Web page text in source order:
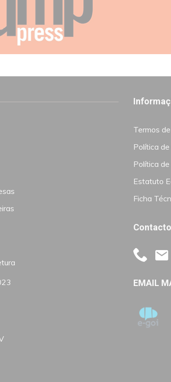
Termos
Política
Política
Estatuto
Ficha
EMAIL